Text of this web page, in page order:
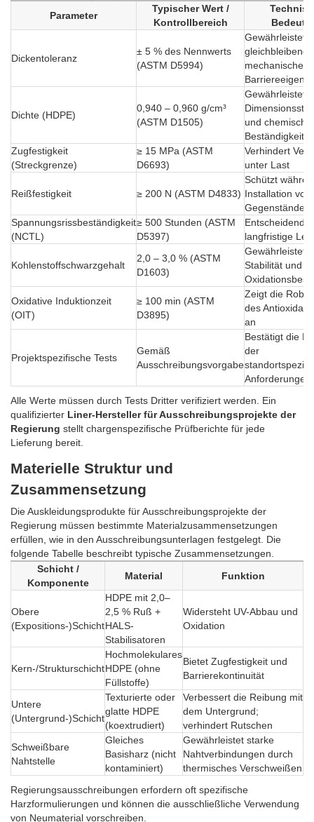
Parameter
Typischer Wert /
Kontrollbereich
Dickentoleranz
± 5 % des Nennwerts
(ASTM D5994)
Gewährleistet
gleichbleibende
mechanische
Dichte (HDPE)
0,940 – 0,960 g/cm³
(ASTM D1505)
Gewährleistet
und chemische
Beständigkeit
Zugfestigkeit
(Streckgrenze)
≥ 15 MPa (ASTM
D6693)
Verhindert
unter Last
Reißfestigkeit ≥ 200 N (ASTM D4833)
Schützt
Installation vor
Gegenständen
Spannungsrissbeständigkeit
(NCTL)
≥ 500 Stunden (ASTM
D5397)
Entscheidend
langfristige
Kohlenstoffschwarzgehalt
2,0 – 3,0 % (ASTM
D1603)
Gewährleistet
Stabilität und
Oxidative Induktionzeit
(OIT)
≥ 100 min (ASTM
D3895)
Zeigt die
des
an
Projektspezifische Tests
Gemäß
Ausschreibungsvorgabe
Bestätigt die
der
Anforderungen
Alle Werte müssen durch Tests Dritter verifiziert werden. Ein
qualifizierter Liner-Hersteller für Ausschreibungsprojekte der
Regierung stellt chargenspezifische Prüfberichte für jede
Lieferung bereit.
Materielle Struktur und
Zusammensetzung
Die Auskleidungsprodukte für Ausschreibungsprojekte der
Regierung müssen bestimmte Materialzusammensetzungen
erfüllen, wie in den Ausschreibungsunterlagen festgelegt. Die
folgende Tabelle beschreibt typische Zusammensetzungen.
Schicht /
Komponente
Material Funktion
Obere
(Expositions-)Schicht
HDPE mit 2,0–
2,5 % Ruß +
HALS-
Stabilisatoren
Widersteht UV-Abbau und
Oxidation
Kern-/Strukturschicht
Hochmolekulares
HDPE (ohne
Füllstoffe)
Bietet Zugfestigkeit und
Barrierekontinuität
Untere
(Untergrund-)Schicht
Texturierte oder
glatte HDPE
(koextrudiert)
Verbessert die Reibung mit
dem Untergrund;
verhindert Rutschen
Schweißbare
Nahtstelle
Gleiches
Basisharz (nicht
kontaminiert)
Gewährleistet starke
Nahtverbindungen durch
thermisches Verschweißen
Regierungsausschreibungen erfordern oft spezifische
Harzformulierungen und können die ausschließliche Verwendung
von Neumaterial vorschreiben.